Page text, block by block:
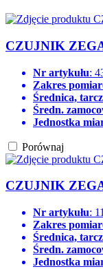
CZUJNIK
Nr artykułu:
Zakres
Średnica,
Średn.
Jednostka
Porównaj
CZUJNIK
Nr artykułu:
Zakres
Średnica,
Średn.
Jednostka